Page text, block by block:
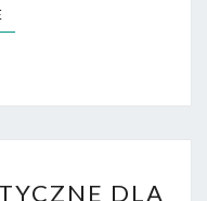
READ MORE
DLA